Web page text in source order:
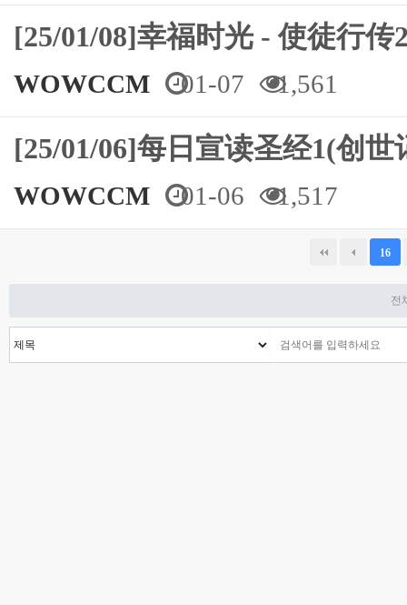
[25/01/08]幸福时光 - 使徒行
WOWCCM 01-07 1,561
[25/01/06]每日宣读圣经1(创
WOWCCM 01-06 1,517
16
전